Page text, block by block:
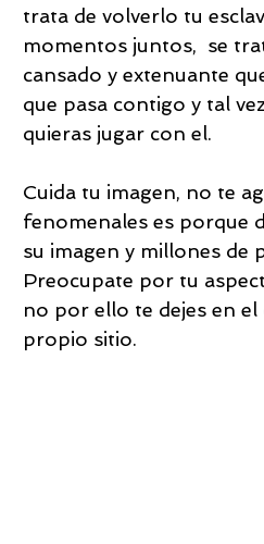
trata de volverlo tu
momentos juntos,  se
cansado y extenuante
que pasa contigo y tal
quieras jugar con el.
Cuida tu imagen, no te
fenomenales es porque
su imagen y millones de
Preocupate por tu
no por ello te dejes en el
propio sitio.